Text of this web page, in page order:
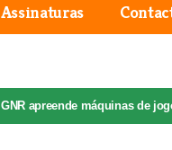
Assinaturas
GNR apreende máquinas de